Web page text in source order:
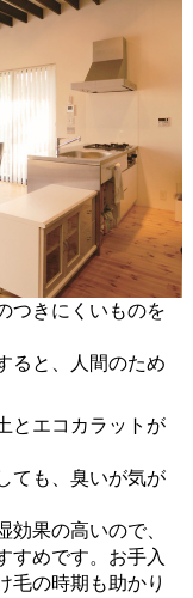
つきにくいものを
ると、人間のため
とエコカラットが
ても、臭いが気が
果の高いので、
すめです。お手入
毛の時期も助かり